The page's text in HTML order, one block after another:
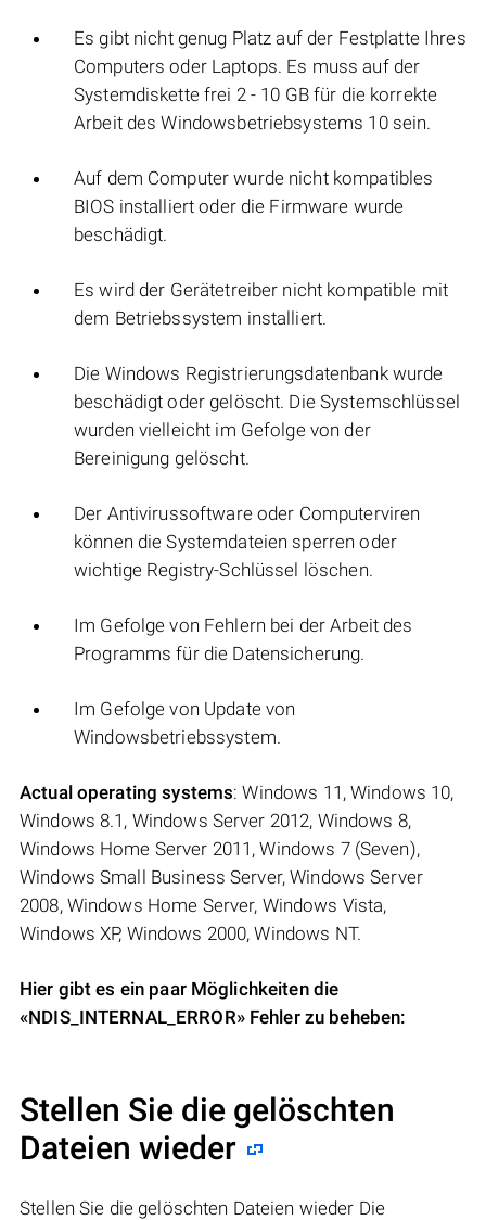
Es gibt nicht genug Platz auf der Festplatte Ihres
Computers oder Laptops. Es muss auf der
Systemdiskette frei 2 - 10 GB für die korrekte
Arbeit des Windowsbetriebsystems 10 sein.
Auf dem Computer wurde nicht kompatibles
BIOS installiert oder die Firmware wurde
beschädigt.
Es wird der Gerätetreiber nicht kompatible mit
dem Betriebssystem installiert.
Die Windows Registrierungsdatenbank wurde
beschädigt oder gelöscht. Die Systemschlüssel
wurden vielleicht im Gefolge von der
Bereinigung gelöscht.
Der Antivirussoftware oder Computerviren
können die Systemdateien sperren oder
wichtige Registry-Schlüssel löschen.
Im Gefolge von Fehlern bei der Arbeit des
Programms für die Datensicherung.
Im Gefolge von Update von
Windowsbetriebssystem.
Actual operating systems: Windows 11, Windows 10,
Windows 8.1, Windows Server 2012, Windows 8,
Windows Home Server 2011, Windows 7 (Seven),
Windows Small Business Server, Windows Server
2008, Windows Home Server, Windows Vista,
Windows XP, Windows 2000, Windows NT.
Hier gibt es ein paar Möglichkeiten die
«NDIS_INTERNAL_ERROR» Fehler zu beheben:
Stellen Sie die gelöschten
Dateien wieder
Stellen Sie die gelöschten Dateien wieder Die